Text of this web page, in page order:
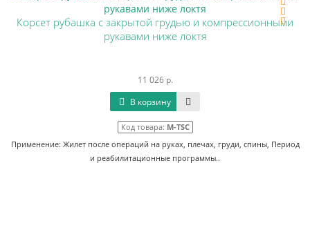
Корсет рубашка с закрытой грудью и компрессионными
рукавами ниже локтя
11 026 р.
В корзину
Код товара: M-TSC
Применение: Жилет после операций на руках, плечах, груди, спины, Период
и реабилитационные программы..